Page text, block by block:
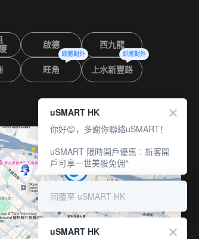
啟德 西九龍
旺角
即將對外
上水新豐路
即將對外
uSMART HK
你好😊，多謝你聯絡uSMART！
uSMART 限時開戶優惠︰新客開
戶可享一世美股免佣^
回覆至 uSMART HK
uSMART HK